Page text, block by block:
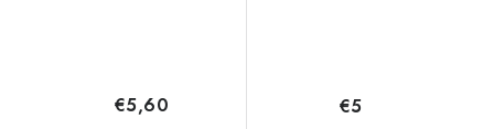
€5,60 €5